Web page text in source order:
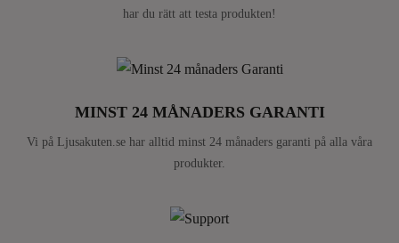
har du rätt att testa produkten!
MINST 24 MÅNADERS GARANTI
Vi på Ljusakuten.se har alltid minst 24 månaders garanti på alla våra
produkter.